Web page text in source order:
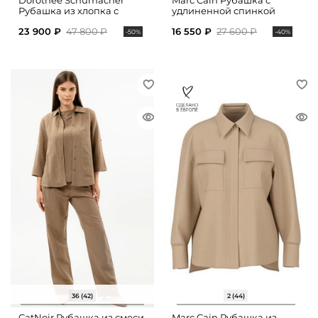
Рубашка из хлопка с
23 900 ₽ 47 800 ₽ -50%
удлиненной спинкой
16 550 ₽ 27 600 ₽ -40%
36 (42) 2 (44)